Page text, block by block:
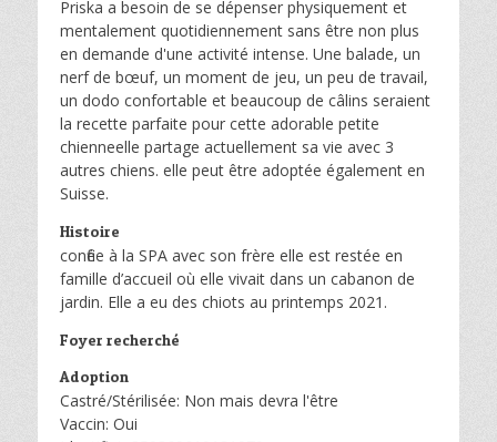
Priska a besoin de se dépenser physiquement et
mentalement quotidiennement sans être non plus
en demande d'une activité intense. Une balade, un
nerf de bœuf, un moment de jeu, un peu de travail,
un dodo confortable et beaucoup de câlins seraient
la recette parfaite pour cette adorable petite
chienneelle partage actuellement sa vie avec 3
autres chiens. elle peut être adoptée également en
Suisse.
Histoire
confiée à la SPA avec son frère elle est restée en
famille d’accueil où elle vivait dans un cabanon de
jardin. Elle a eu des chiots au printemps 2021.
Foyer recherché
Adoption
Castré/Stérilisée: Non mais devra l'être
Vaccin: Oui